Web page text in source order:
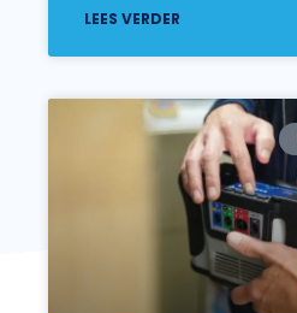
LEES VERDER